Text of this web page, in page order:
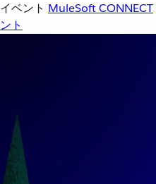
イベント MuleSoft CONNECT
ント